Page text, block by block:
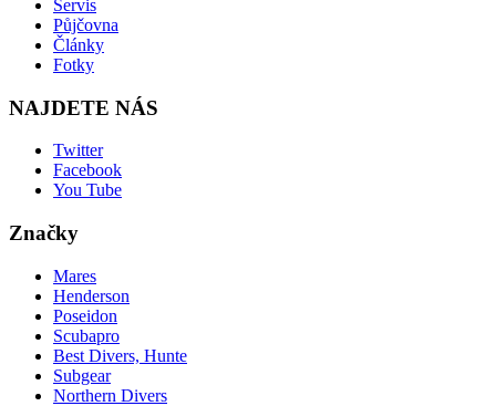
Servis
Půjčovna
Články
Fotky
NAJDETE NÁS
Twitter
Facebook
You Tube
Značky
Mares
Henderson
Poseidon
Scubapro
Best Divers, Hunte
Subgear
Northern Divers